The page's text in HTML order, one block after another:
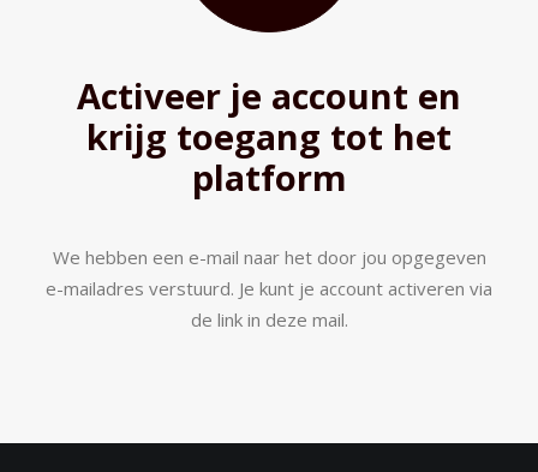
Activeer je account en
krijg toegang tot het
platform
We hebben een e-mail naar het door jou opgegeven
e-mailadres verstuurd. Je kunt je account activeren via
de link in deze mail.